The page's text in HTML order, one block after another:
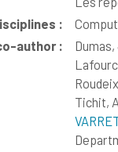
:
author :
Tichit,